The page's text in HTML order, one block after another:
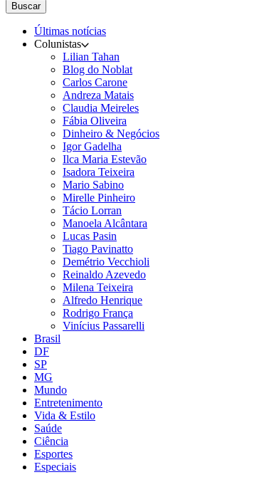
Buscar
Últimas notícias
Colunistas
Lilian Tahan
Blog do Noblat
Carlos Carone
Andreza Matais
Claudia Meireles
Fábia Oliveira
Dinheiro & Negócios
Igor Gadelha
Ilca Maria Estevão
Isadora Teixeira
Mario Sabino
Mirelle Pinheiro
Tácio Lorran
Manoela Alcântara
Lucas Pasin
Tiago Pavinatto
Demétrio Vecchioli
Reinaldo Azevedo
Milena Teixeira
Alfredo Henrique
Rodrigo França
Vinícius Passarelli
Brasil
DF
SP
MG
Mundo
Entretenimento
Vida & Estilo
Saúde
Ciência
Esportes
Especiais